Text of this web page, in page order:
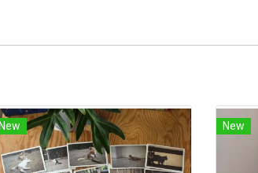
New New